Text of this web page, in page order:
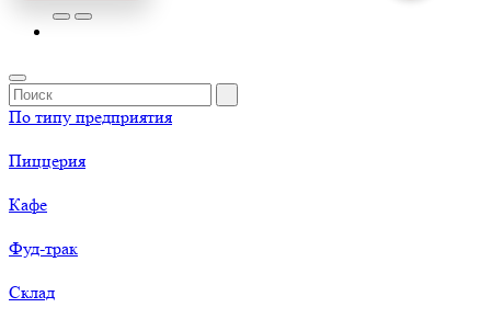
По типу предприятия
Пиццерия
Кафе
Фуд-трак
Склад